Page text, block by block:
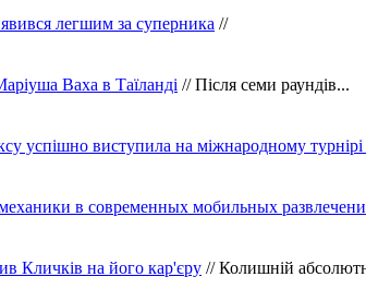
легшим за суперника //
Ваха в Таїланді // Після семи раундів...
успішно виступила на міжнародному
в современных мобильных
Кличків на його кар'єру // Колишній